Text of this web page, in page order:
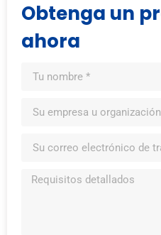
Obtenga un
ahora